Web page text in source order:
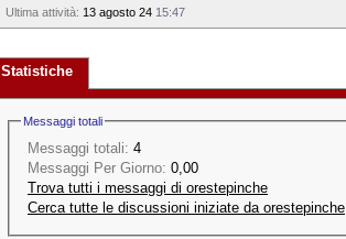
Ultima attività: 13 agosto 24 15:47
Statistiche
Messaggi totali
Messaggi totali: 4
Messaggi Per Giorno: 0,00
Trova tutti i messaggi di orestepinche
Cerca tutte le discussioni iniziate da orestepinche